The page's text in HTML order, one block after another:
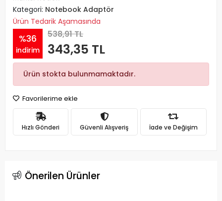
Kategori: Notebook Adaptör
Ürün Tedarik Aşamasında
%36
indirim
538,91 TL
343,35 TL
Ürün stokta bulunmamaktadır.
Favorilerime ekle
Hızlı Gönderi Güvenli Alışveriş İade ve Değişim
Önerilen Ürünler